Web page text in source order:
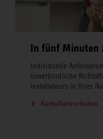
In fünf Minuten
Individuelle
unverbindliche
Installateurs in Ihrer
Richtofferte erhalten